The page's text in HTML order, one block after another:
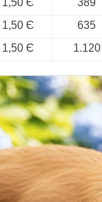
1,50 Є
389
1,50 Є
635
1,50 Є 1.120